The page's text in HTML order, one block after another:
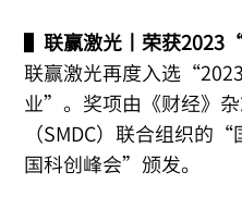
▌联赢激光丨荣获
联赢激光再度入选
业”。奖项由《财经》
（SMDC）联合组织的
国科创峰会”颁发。